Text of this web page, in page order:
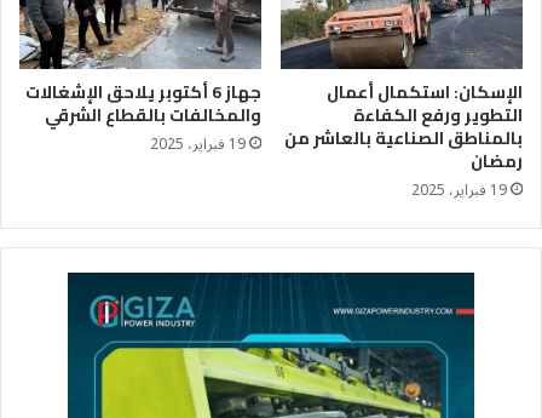
الإسكان: استكمال أعمال
التطوير ورفع الكفاءة
بالمناطق الصناعية بالعاشر من
رمضان
19 فبراير، 2025
جهاز 6 أكتوبر يلاحق الإشغالات
والمخالفات بالقطاع الشرقي
19 فبراير، 2025